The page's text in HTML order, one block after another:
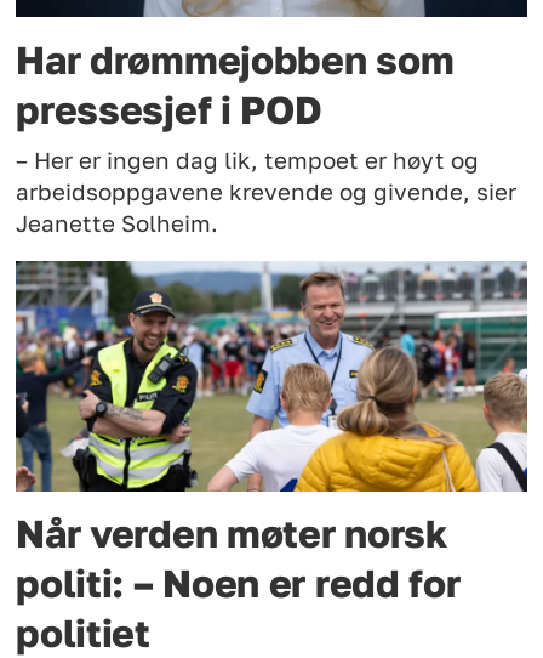
Har drømmejobben som
pressesjef i POD
– Her er ingen dag lik, tempoet er høyt og
arbeidsoppgavene krevende og givende, sier
Jeanette Solheim.
Når verden møter norsk
politi: – Noen er redd for
politiet